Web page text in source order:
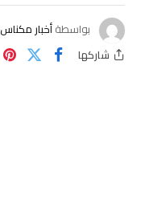
بواسطةأخبار مكناس 24
شاركها